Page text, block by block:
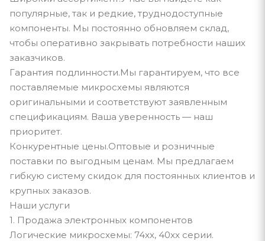
популярные, так и редкие, труднодоступные
компоненты. Мы постоянно обновляем склад,
чтобы оперативно закрывать потребности наших
заказчиков.
Гарантия подлинности.Мы гарантируем, что все
поставляемые микросхемы являются
оригинальными и соответствуют заявленным
спецификациям. Ваша уверенность — наш
приоритет.
Конкурентные цены.Оптовые и розничные
поставки по выгодным ценам. Мы предлагаем
гибкую систему скидок для постоянных клиентов и
крупных заказов.
Наши услуги
1. Продажа электронных компонентов
Логические микросхемы: 74xx, 40xx серии.